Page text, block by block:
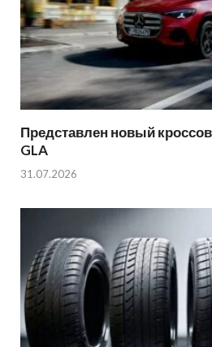
Представлен новый
GLA
31.07.2026